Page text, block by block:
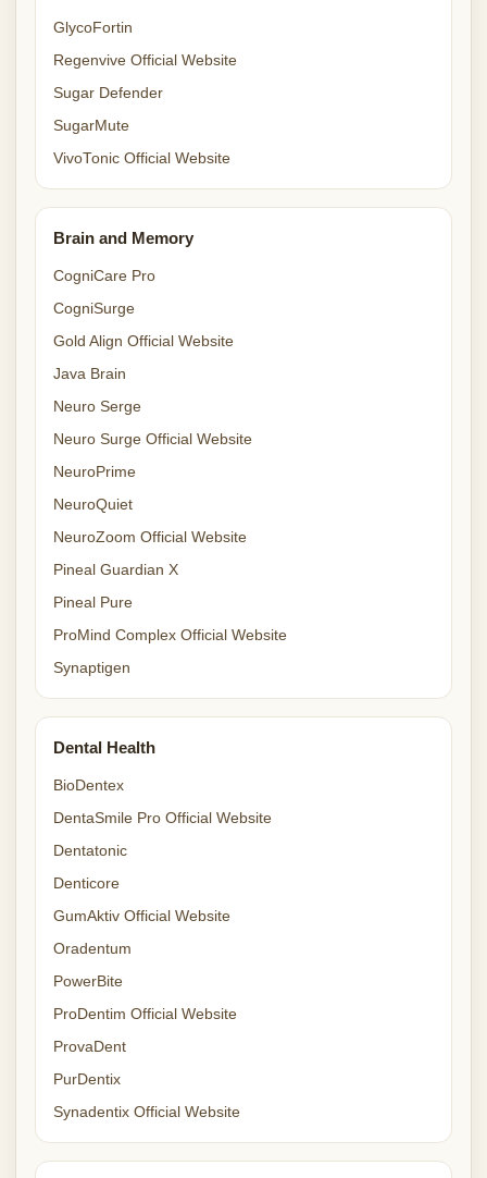
GlycoFortin
Regenvive Official Website
Sugar Defender
SugarMute
VivoTonic Official Website
Brain and Memory
CogniCare Pro
CogniSurge
Gold Align Official Website
Java Brain
Neuro Serge
Neuro Surge Official Website
NeuroPrime
NeuroQuiet
NeuroZoom Official Website
Pineal Guardian X
Pineal Pure
ProMind Complex Official Website
Synaptigen
Dental Health
BioDentex
DentaSmile Pro Official Website
Dentatonic
Denticore
GumAktiv Official Website
Oradentum
PowerBite
ProDentim Official Website
ProvaDent
PurDentix
Synadentix Official Website